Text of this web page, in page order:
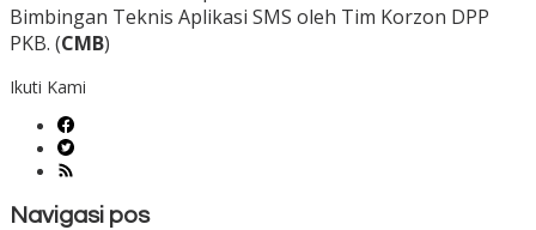
Bimbingan Teknis Aplikasi SMS oleh Tim Korzon DPP
PKB. (CMB)
Ikuti Kami
Navigasi pos